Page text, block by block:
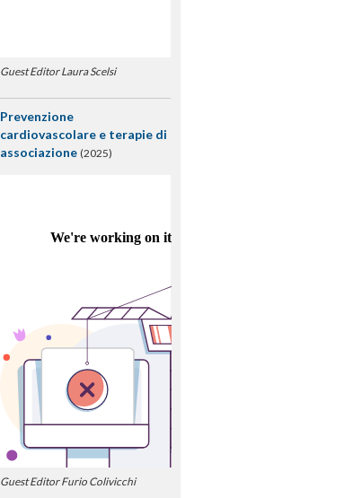
Guest Editor Laura Scelsi
Prevenzione
cardiovascolare e terapie di
associazione (2025)
Guest Editor Furio Colivicchi